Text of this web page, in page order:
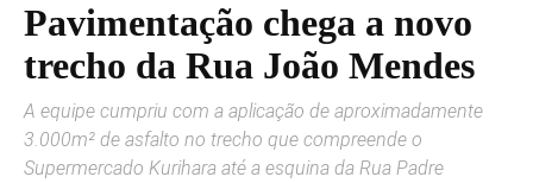
Pavimentação chega a novo
trecho da Rua João Mendes
A equipe cumpriu com a aplicação de aproximadamente
3.000m² de asfalto no trecho que compreende o
Supermercado Kurihara até a esquina da Rua Padre